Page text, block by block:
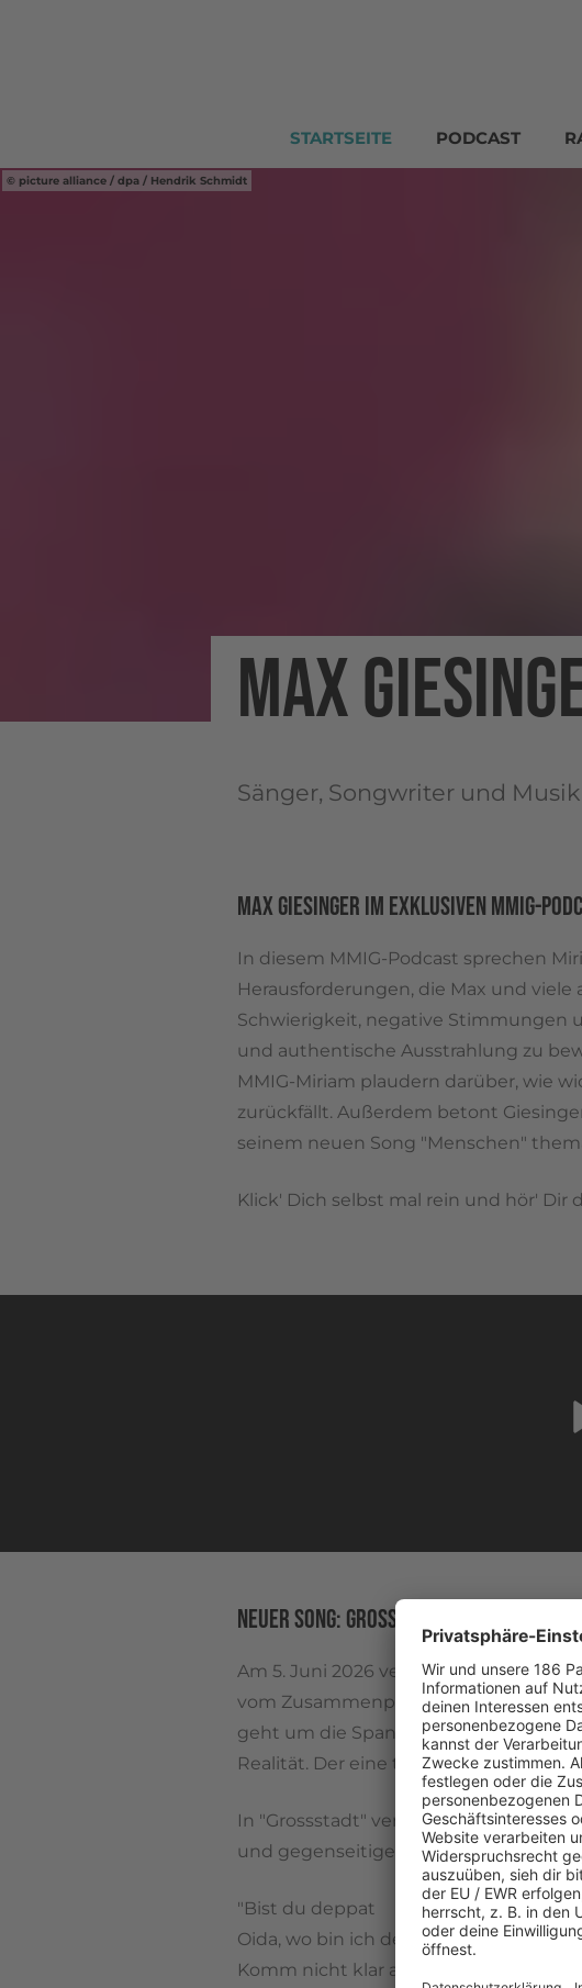
STARTSEITE PODCAST
picture alliance / dpa / Hendrik Schmidt
MAX
Sänger, Songwriter und
MAX GIESINGER IM EXKLUSIVEN MMIG-
In diesem MMIG-Podcast sprechen
Herausforderungen, die Max und
Schwierigkeit, negative Stimmungen
und authentische Ausstrahlung zu
MMIG-Miriam plaudern darüber, wie
zurückfällt. Außerdem betont
seinem neuen Song "Menschen"
Klick' Dich selbst mal rein und hör' Dir
NEUER SONG: GROSSSTADT
Am 5. Juni 2026 veröffentlichten Max
vom Zusammenprall zweier Welten
geht um die Spannung zwischen
Realität. Der eine träumt sich in die
In "Grossstadt" verarbeiten Max
und gegenseitiger Wertschätzung.
"Bist du deppat
Oida, wo bin ich denn da gelandet?
Komm nicht klar auf diesen Overload